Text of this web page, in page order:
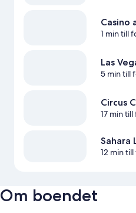
Casino
1 min till
Las
5 min till
Circus
17 min till
Sahara
12 min
Om boendet